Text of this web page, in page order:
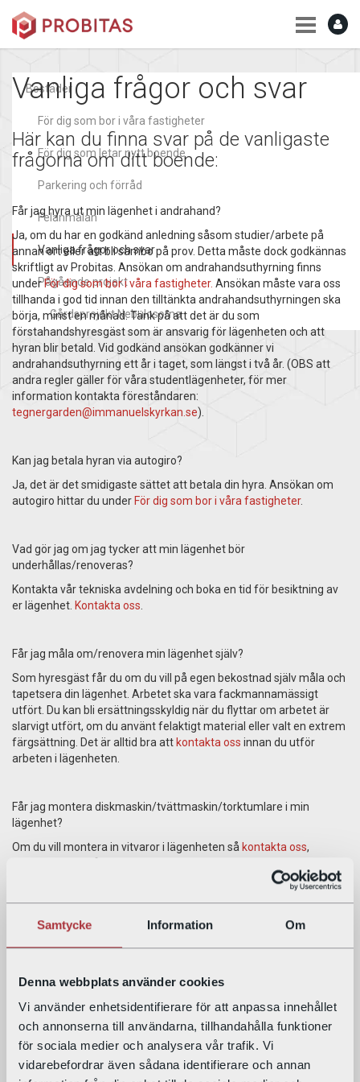
Samtycke Information Om
Denna webbplats använder cookies
Vi använder enhetsidentifierare för att anpassa innehållet
och annonserna till användarna, tillhandahålla funktioner
för sociala medier och analysera vår trafik. Vi
vidarebefordrar även sådana identifierare och annan
Bostäder
För dig som bor i våra fastigheter
För dig som letar nytt boende
Parkering och förråd
Felanmälan
Vanliga frågor och svar
Pågående projekt
Gårdsprojekt Nebulosorna
Vanliga frågor och svar
Här kan du finna svar på de vanligaste
frågorna om ditt boende:
Får jag hyra ut min lägenhet i andrahand?
Ja, om du har en godkänd anledning såsom studier/arbete på
annan ort eller att bli sambo på prov. Detta måste dock godkännas
skriftligt av Probitas. Ansökan om andrahandsuthyrning finns
underFör dig som bor i våra fastigheter. Ansökan måste vara oss
tillhanda i god tid innan den tilltänkta andrahandsuthyrningen ska
börja, minst en månad. Tänk på att det är du som
förstahandshyresgäst som är ansvarig för lägenheten och att
hyran blir betald. Vid godkänd ansökan godkänner vi
andrahandsuthyrning ett år i taget, som längst i två år. (OBS att
andra regler gäller för våra studentlägenheter, för mer
information kontakta föreståndaren:
tegnergarden@immanuelskyrkan.se).
Kan jag betala hyran via autogiro?
Ja, det är det smidigaste sättet att betala din hyra. Ansökan om
autogiro hittar du under För dig som bor i våra fastigheter.
Vad gör jag om jag tycker att min lägenhet bör
underhållas/renoveras?
Kontakta vår tekniska avdelning och boka en tid för besiktning av
er lägenhet. Kontakta oss
Får jag måla om/renovera min lägenhet själv?
Som hyresgäst får du om du vill på egen bekostnad själv måla och
tapetsera din lägenhet. Arbetet ska vara fackmannamässigt
utfört. Du kan bli ersättningsskyldig när du flyttar om arbetet är
slarvigt utfört, om du använt felaktigt material eller valt en extrem
färgsättning. Det är alltid bra att kontakta oss innan du utför
arbeten i lägenheten.
Får jag montera diskmaskin/tvättmaskin/torktumlare i min
lägenhet?
Om du vill montera in vitvaror i lägenheten så kontakta oss,
Felanmälan gör man enklast via Mina sidor när man har registrerat
sig. Har man inte möjlighet att använda sig av mina sidor så kan
Hur gör jag om något går akut sönder när det inte är kontorstid?
När man får ett akut fel, så som en vattenläcka eller liknande
under icke kontorstid har vi en Jourfirma man kan kontakta,
kontaktuppgifter till jourfirman hittar du underKontakta oss